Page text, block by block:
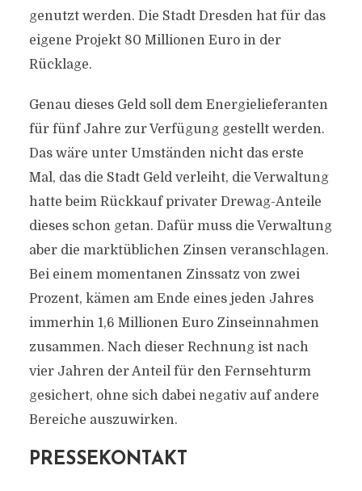
genutzt werden. Die Stadt Dresden hat für das
eigene Projekt 80 Millionen Euro in der
Rücklage.
Genau dieses Geld soll dem Energielieferanten
für fünf Jahre zur Verfügung gestellt werden.
Das wäre unter Umständen nicht das erste
Mal, das die Stadt Geld verleiht, die Verwaltung
hatte beim Rückkauf privater Drewag-Anteile
dieses schon getan. Dafür muss die Verwaltung
aber die marktüblichen Zinsen veranschlagen.
Bei einem momentanen Zinssatz von zwei
Prozent, kämen am Ende eines jeden Jahres
immerhin 1,6 Millionen Euro Zinseinnahmen
zusammen. Nach dieser Rechnung ist nach
vier Jahren der Anteil für den Fernsehturm
gesichert, ohne sich dabei negativ auf andere
Bereiche auszuwirken.
PRESSEKONTAKT